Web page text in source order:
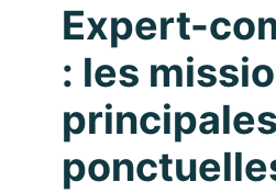
Expert-
: les